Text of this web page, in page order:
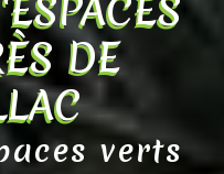
DE
verts